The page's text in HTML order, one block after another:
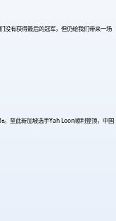
没有获得最后的冠军，但仍给我们带来一场
。至此新加坡选手Yah Loon顺利登顶，中国